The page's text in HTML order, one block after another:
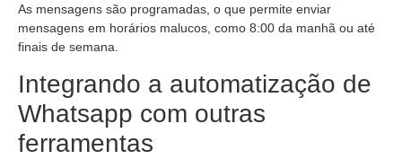
As mensagens são programadas, o que permite enviar
mensagens em horários malucos, como 8:00 da manhã ou até
finais de semana.
Integrando a automatização de
Whatsapp com outras
ferramentas